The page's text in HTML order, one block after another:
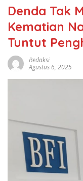
Denda Tak
Kematian
Tuntut
Redaksi
Agustus 6, 2025